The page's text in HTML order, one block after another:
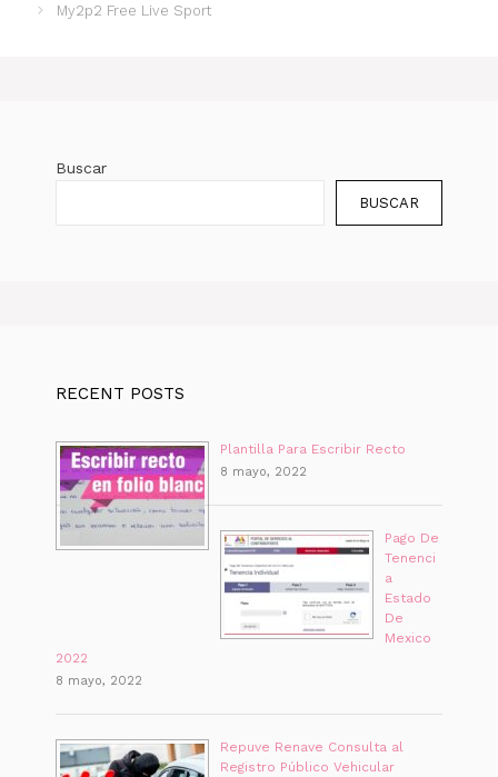
My2p2 Free Live Sport
Buscar
BUSCAR
RECENT POSTS
Plantilla Para Escribir Recto
8 mayo, 2022
Pago De
Tenenci
a
Estado
De
Mexico
2022
8 mayo, 2022
Repuve Renave Consulta al
Registro Público Vehicular